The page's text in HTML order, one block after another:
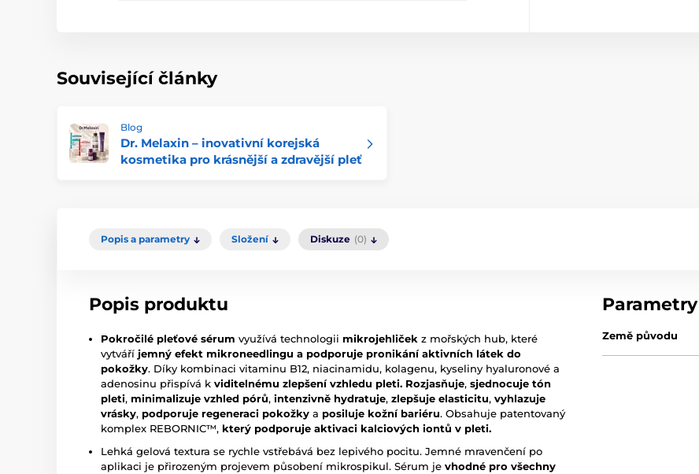
Související články
Blog
Dr. Melaxin – inovativní korejská
kosmetika pro krásnější a zdravější pleť
Popis a parametry Složení Diskuze (0)
Popis produktu
Pokročilé pleťové sérum využívá technologii mikrojehliček z mořských hub, které
vytváří jemný efekt mikroneedlingu a podporuje pronikání aktivních látek do
pokožky. Díky kombinaci vitaminu B12, niacinamidu, kolagenu, kyseliny hyaluronové a
adenosinu přispívá k viditelnému zlepšení vzhledu pleti. Rozjasňuje, sjednocuje tón
pleti, minimalizuje vzhled pórů, intenzivně hydratuje, zlepšuje elasticitu, vyhlazuje
vrásky, podporuje regeneraci pokožky a posiluje kožní bariéru. Obsahuje patentovaný
komplex REBORNIC™, který podporuje aktivaci kalciových iontů v pleti.
Lehká gelová textura se rychle vstřebává bez lepivého pocitu. Jemné mravenčení po
aplikaci je přirozeným projevem působení mikrospikul. Sérum je vhodné pro všechny
Parametry
Země původu